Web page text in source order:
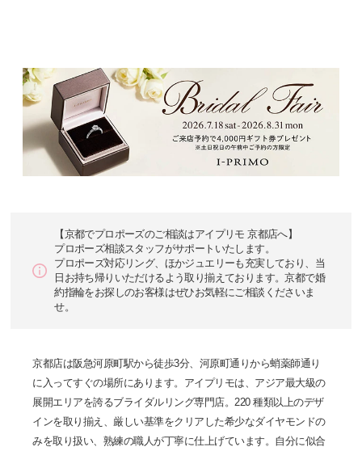
【京都でプロポーズのご相談はアイプリモ 京都店へ】
プロポーズ相談スタッフがサポートいたします。
プロポーズ対応リング、ほかジュエリーも充実しており、当
日お持ち帰りいただけるよう取り揃えております。京都で婚
約指輪をお探しのお客様はぜひお気軽にご相談くださいま
せ。
京都店は阪急河原町駅から徒歩3分、河原町通りから蛸薬師通り
に入ってすぐの場所にあります。アイプリモは、アジア最大級の
展開エリアを誇るブライダルリング専門店。220 種類以上のデザ
インを取り揃え、厳しい基準をクリアした希少なダイヤモンドの
みを取り扱い、熟練の職人が丁寧に仕上げています。自分に似合